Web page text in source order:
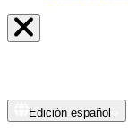
Edición español